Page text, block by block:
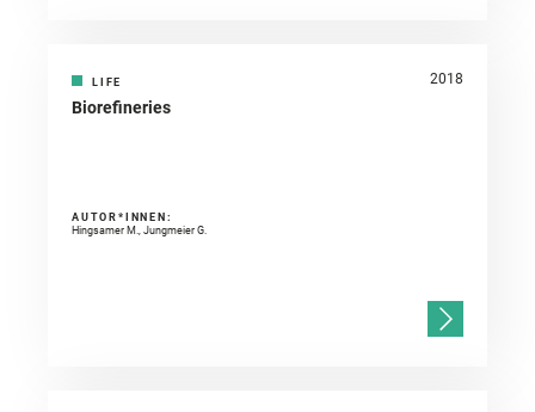
LIFE 2018
Biorefineries
AUTOR*INNEN:
Hingsamer M., Jungmeier G.